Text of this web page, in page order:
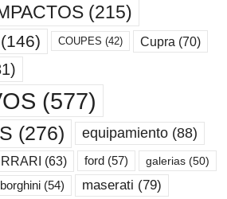
(215)
(146) COUPES (42) Cupra (70)
(577)
(276) equipamiento (88)
(63) ford (57) galerias (50)
(54) maserati (79)